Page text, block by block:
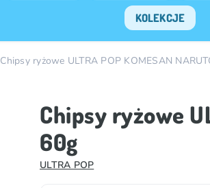
KOLEKCJE
Chipsy ryżowe ULTRA POP KOMESAN
Chipsy ryżowe
60g
ULTRA POP